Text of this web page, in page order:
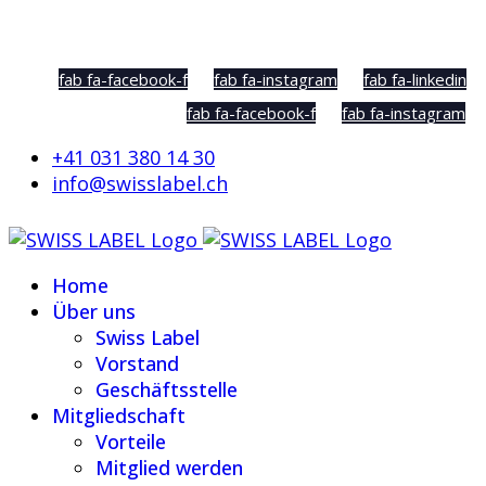
fab fa-facebook-f fab fa-instagram
fab fa-linkedin
fab fa-facebook-f
fab fa-instagram
+41 031 380 14 30
info@swisslabel.ch
Home
Über uns
Swiss Label
Vorstand
Geschäftsstelle
Mitgliedschaft
Vorteile
Mitglied werden